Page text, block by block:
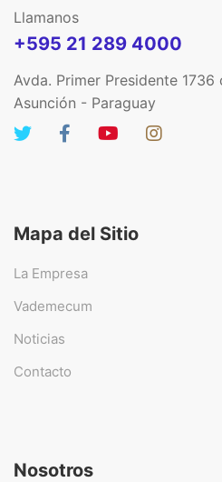
Llamanos
+595 21 289 4000
Avda. Primer Presidente 1736
Asunción - Paraguay
Mapa del Sitio
La Empresa
Vademecum
Noticias
Contacto
Nosotros